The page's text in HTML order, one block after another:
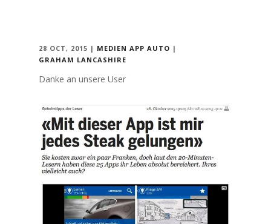
28 OCT, 2015 | MEDIEN APP AUTO |
GRAHAM LANCASHIRE
Danke an unsere User